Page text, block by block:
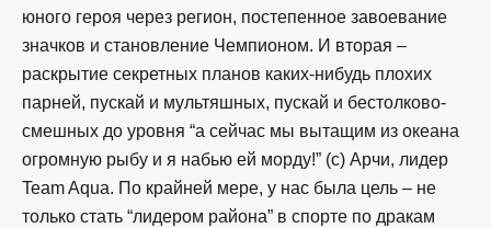
юного героя через регион, постепенное завоевание
значков и становление Чемпионом. И вторая –
раскрытие секретных планов каких-нибудь плохих
парней, пускай и мультяшных, пускай и бестолково-
смешных до уровня “а сейчас мы вытащим из океана
огромную рыбу и я набью ей морду!” (с) Арчи, лидер
Team Aqua. По крайней мере, у нас была цель – не
только стать “лидером района” в спорте по дракам